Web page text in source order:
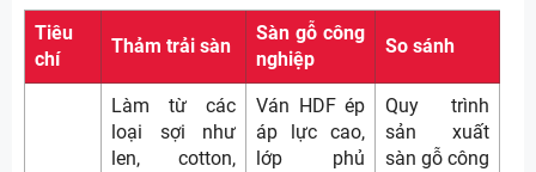
Tiêu
chí
Thảm trải sàn
Sàn gỗ công
nghiệp
So sánh
Làm từ các
loại sợi như
len, cotton,
Ván HDF ép
áp lực cao,
lớp phủ
Quy trình
sản xuất
sàn gỗ công